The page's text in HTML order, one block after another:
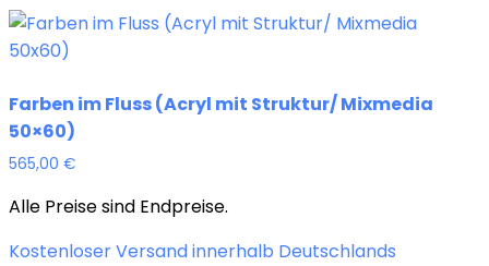
Farben im Fluss (Acryl mit Struktur/ Mixmedia
50×60)
565,00 €
Alle Preise sind Endpreise.
Kostenloser Versand innerhalb Deutschlands